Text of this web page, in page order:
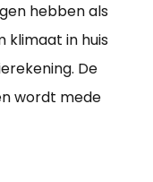
hebben als
klimaat in huis
De
wordt mede